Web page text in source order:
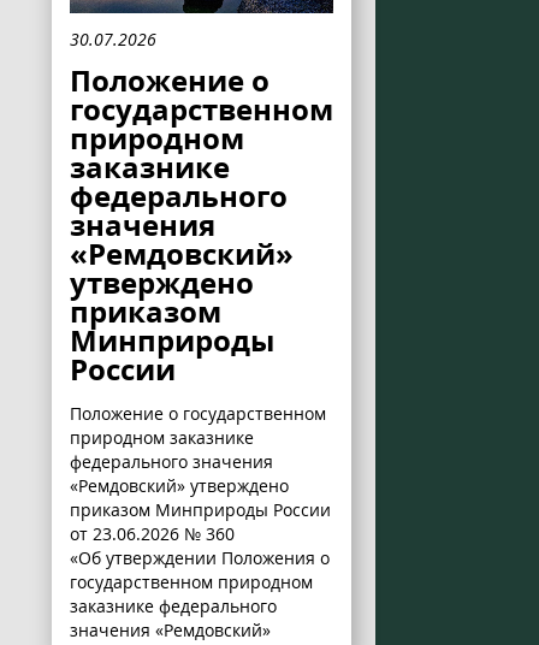
30.07.2026
Положение о
государственном
природном
заказнике
федерального
значения
«Ремдовский»
утверждено
приказом
Минприроды
России
Положение о государственном
природном заказнике
федерального значения
«Ремдовский» утверждено
приказом Минприроды России
от 23.06.2026 № 360
«Об утверждении Положения о
государственном природном
заказнике федерального
значения «Ремдовский»